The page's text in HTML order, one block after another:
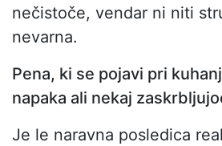
nečistoče, vendar ni niti
nevarna.
Pena, ki se pojavi pri
napaka ali nekaj
Je le naravna posledica